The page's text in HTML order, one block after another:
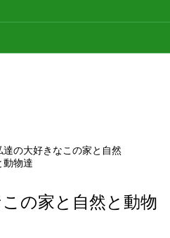
達の大好きなこの家と自然
動物達
の家と自然と動物